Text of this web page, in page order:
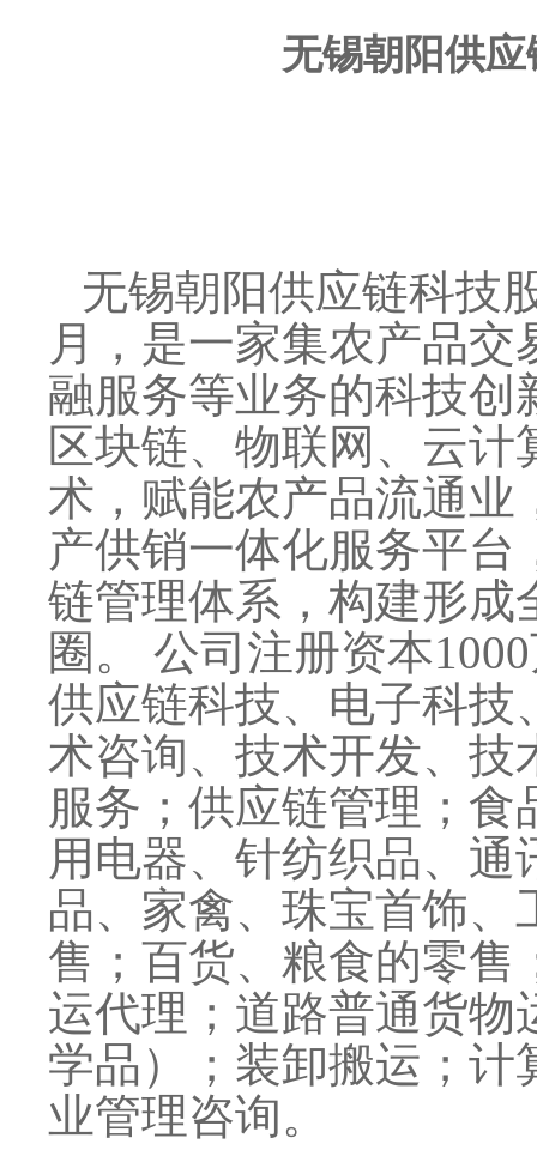
无锡朝阳供
无锡朝阳供应链科技
月，是一家集农产品
融服务等业务的科技创
区块链、物联网、云
术，赋能农产品流通
产供销一体化服务平
链管理体系，构建形成
圈。 公司注册资本
供应链科技、电子科技
术咨询、技术开发、
服务；供应链管理；
用电器、针纺织品、
品、家禽、珠宝首饰
售；百货、粮食的零售
运代理；道路普通货物
学品）；装卸搬运；计
业管理咨询。